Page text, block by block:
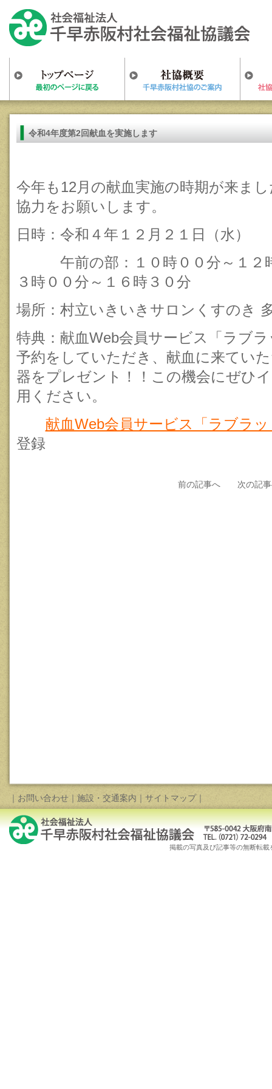
令和4年度第2回献血を実施します
今年も12月の献血実施の時期が来ま
協力をお願いします。
日時：令和４年１２月２１日（水）
午前の部：１０時００分～１２
３時００分～１６時３０分
場所：村立いきいきサロンくすのき
特典：献血Web会員サービス「ラブ
予約をしていただき、献血に来てい
器をプレゼント！！この機会にぜひ
用ください。
献血Web会員サービス「ラブラ
登録
前の記事へ 次の記
｜ お問い合わせ ｜ 施設・交通案内 ｜ サイトマップ｜
掲載の写真及び記事等の無断転